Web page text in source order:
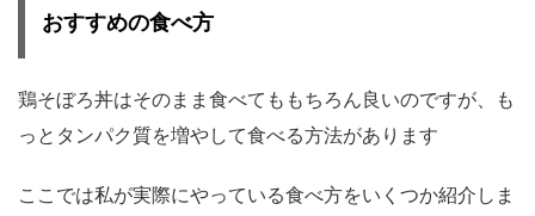
おすすめの食べ方
鶏そぼろ丼はそのまま食べてももちろん良いのですが、も
っとタンパク質を増やして食べる方法があります
ここでは私が実際にやっている食べ方をいくつか紹介しま